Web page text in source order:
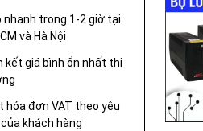
nhanh trong 1-2 giờ tại
và Hà Nội
kết giá bình ổn nhất thị
hóa đơn VAT theo yêu
khách hàng